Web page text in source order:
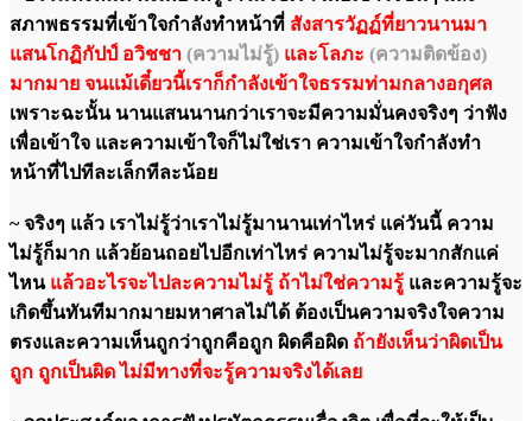
สภาพธรรมที่เข้าใจกำลังทำหน้าที่ สังสารวัฏฏ์ที่ยาวนานมา
แสนโกฏิกัปป์ อวิชชา (ความไม่รู้) และโลภะ (ความติดข้อง)
มากมาย จนแม้เดี๋ยวนี้เราก็กำลังเข้าใจธรรมท่ามกลางอกุศล
เพราะฉะนั้น นานแสนนานกว่าเราจะมีความมั่นคงจริงๆ ว่าฟัง
เพื่อเข้าใจ และความเข้าใจก็ไม่ใช่เรา ความเข้าใจกำลังทำ
หน้าที่ไปทีละเล็กทีละน้อย
~ จริงๆ แล้ว เราไม่รู้ว่าเราไม่รู้มานานเท่าไหร่ แค่วันนี้ ความ
ไม่รู้ก็มาก แล้วย้อนถอยไปอีกเท่าไหร่ ความไม่รู้จะมากสักแค่
ไหน แล้วอะไรจะไปละความไม่รู้ ถ้าไม่ใช่ความรู้ และความรู้จะ
เกิดขึ้นทันทีมากมายมหาศาลไม่ได้ ต้องเป็นความจริงใจความ
ตรงและความเห็นถูกว่าถูกคือถูก ผิดคือผิด ถ้ายังเห็นว่าผิดเป็น
ถูก ถูกเป็นผิด ไม่มีทางที่จะรู้ความจริงได้เลย